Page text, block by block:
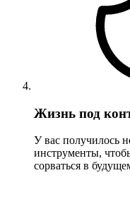
Жизнь под
У вас получилось
инструменты,
сорваться в